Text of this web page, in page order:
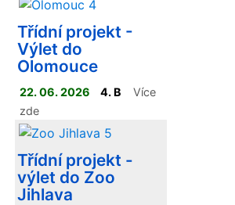
Třídní projekt -
Výlet do
Olomouce
22. 06. 2026 4. B
Více
zde
Třídní projekt -
výlet do Zoo
Jihlava